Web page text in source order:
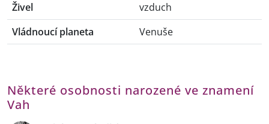
Živel
vzduch
Vládnoucí planeta
Venuše
Některé osobnosti narozené ve znamení
Vah